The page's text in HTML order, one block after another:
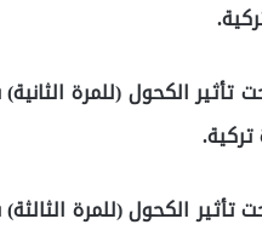
تأثير الكحول (للمرة
تأثير الكحول (للمرة